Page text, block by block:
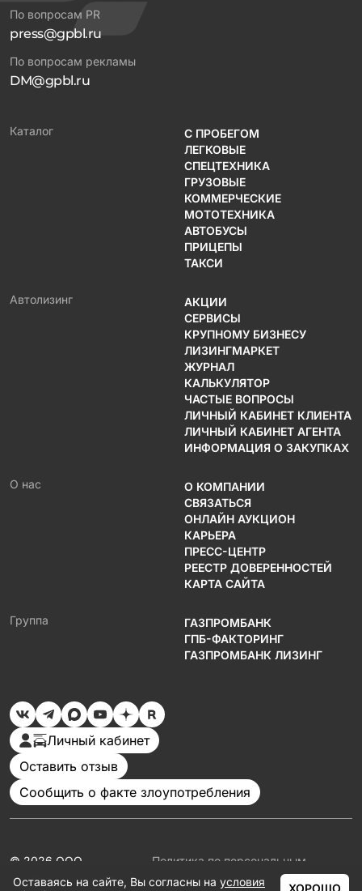
Оставаясь на сайте, Вы согласны на условия
ХОРОШО
По вопросам PR
press@gpbl.ru
По вопросам рекламы
DM@gpbl.ru
Каталог
С ПРОБЕГОМ
ЛЕГКОВЫЕ
СПЕЦТЕХНИКА
ГРУЗОВЫЕ
КОММЕРЧЕСКИЕ
МОТОТЕХНИКА
АВТОБУСЫ
ПРИЦЕПЫ
ТАКСИ
Автолизинг
АКЦИИ
СЕРВИСЫ
КРУПНОМУ БИЗНЕСУ
ЛИЗИНГМАРКЕТ
ЖУРНАЛ
КАЛЬКУЛЯТОР
ЧАСТЫЕ ВОПРОСЫ
ЛИЧНЫЙ КАБИНЕТ КЛИЕНТА
ЛИЧНЫЙ КАБИНЕТ АГЕНТА
ИНФОРМАЦИЯ О ЗАКУПКАХ
О нас
О КОМПАНИИ
СВЯЗАТЬСЯ
ОНЛАЙН АУКЦИОН
КАРЬЕРА
ПРЕСС-ЦЕНТР
РЕЕСТР ДОВЕРЕННОСТЕЙ
КАРТА САЙТА
Группа
ГАЗПРОМБАНК
ГПБ-ФАКТОРИНГ
ГАЗПРОМБАНК ЛИЗИНГ
Личный кабинет
Оставить отзыв
Сообщить о факте злоупотребления
© 2026 ООО
Автолизинг»
Политика по персональным
Документация